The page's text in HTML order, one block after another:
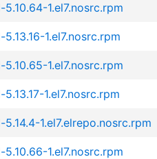
1.el7.nosrc.rpm
1.el7.nosrc.rpm
1.el7.nosrc.rpm
1.el7.nosrc.rpm
1.el7.elrepo.nosrc.rpm
1.el7.nosrc.rpm